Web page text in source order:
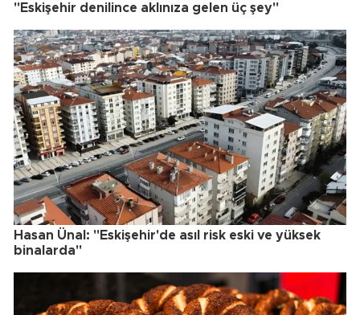
"Eskişehir denilince aklınıza gelen üç şey"
Hasan Ünal: "Eskişehir'de asıl risk eski ve yüksek
binalarda"